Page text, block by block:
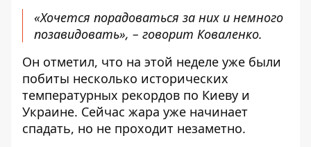
«Хочется порадоваться за них и немного
позавидовать», – говорит Коваленко.
Он отметил, что на этой неделе уже были
побиты несколько исторических
температурных рекордов по Киеву и
Украине. Сейчас жара уже начинает
спадать, но не проходит незаметно.